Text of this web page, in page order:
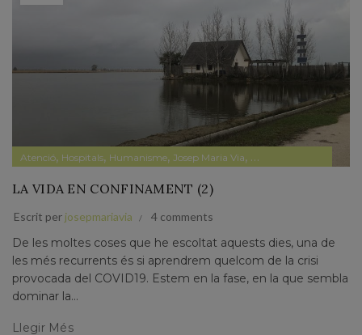
Atenció, Hospitals, Humanisme, Josep Maria Via, Política sanitària
LA VIDA EN CONFINAMENT (2)
Escrit per josepmariavia 4 comments
De les moltes coses que he escoltat aquests dies, una de
les més recurrents és si aprendrem quelcom de la crisi
provocada del COVID19. Estem en la fase, en la que sembla
dominar la...
Llegir Més